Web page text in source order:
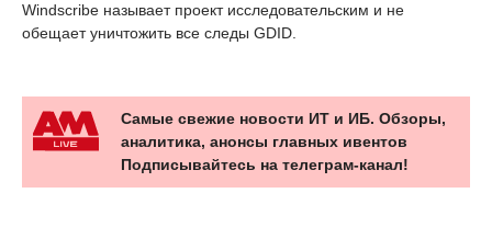
Windscribe называет проект исследовательским и не
обещает уничтожить все следы GDID.
Самые свежие новости ИТ и ИБ. Обзоры,
аналитика, анонсы главных ивентов
Подписывайтесь на телеграм-канал!